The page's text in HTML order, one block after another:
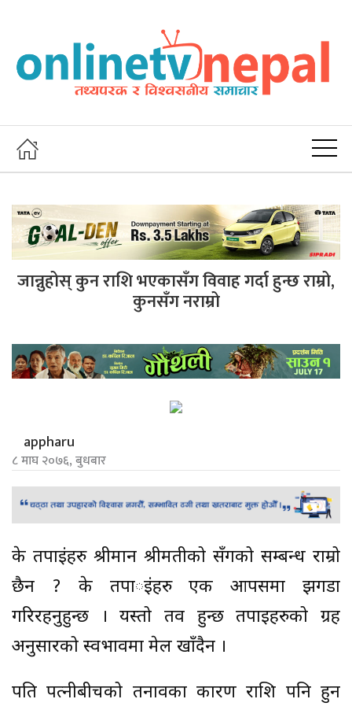
जान्नुहोस् कुन राशि भएकासँग विवाह गर्दा हुन्छ राम्रो,
कुनसँग नराम्रो
appharu
८ माघ २०७६, बुधबार
के तपाईंहरु श्रीमान श्रीमतीको सँगको सम्बन्ध राम्रो
छैन ? के तपार्इंहरु एक आपसमा झगडा
गरिरहनुहुन्छ । यस्तो तव हुन्छ तपाईहरुको ग्रह
अनुसारको स्वभावमा मेल खाँदैन ।
पति पत्नीबीचको तनावका कारण राशि पनि हुन